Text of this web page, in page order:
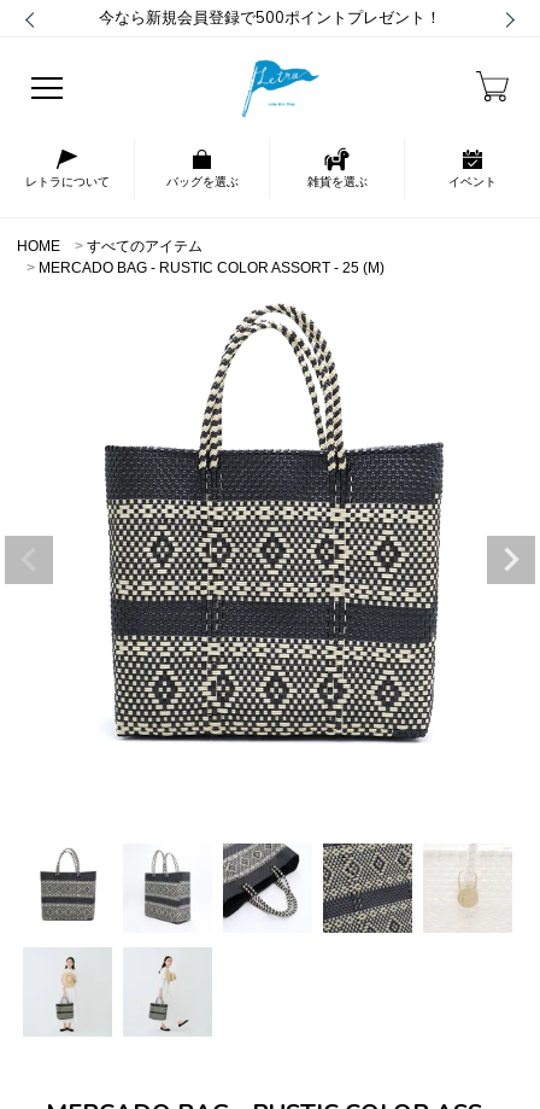
今なら新規会員登録で500ポイントプレゼント！
レトラについて バッグを選ぶ 雑貨を選ぶ イベント
HOME
すべてのアイテム
MERCADO BAG - RUSTIC COLOR ASSORT - 25 (M)